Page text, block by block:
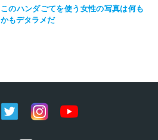
このハンダごてを使う女性の写真は何も
かもデタラメだ